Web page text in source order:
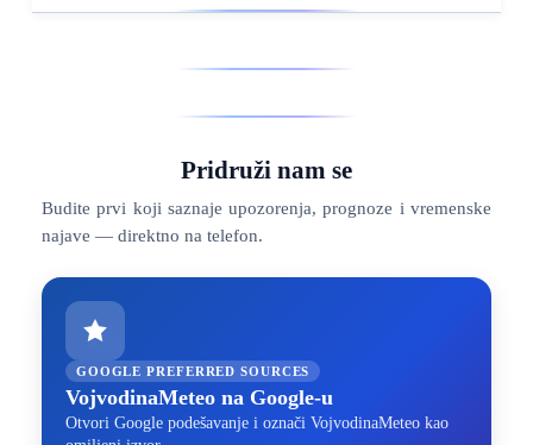
Pridruži nam se
Budite prvi koji saznaje upozorenja, prognoze i vremenske
najave — direktno na telefon.
GOOGLE PREFERRED SOURCES
VojvodinaMeteo na Google-u
Otvori Google podešavanje i označi VojvodinaMeteo kao